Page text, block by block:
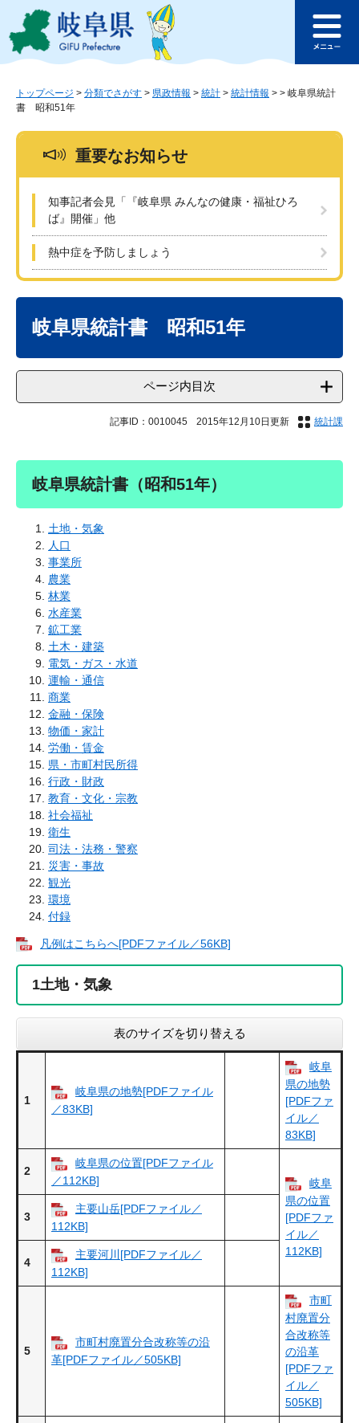
ジ
ュ
このページの本文へ
ュ
トップページ > 分類でさがす > 県政情報 > 統計 > 統計情報 > > 岐阜県統計
書 昭和51年
重要なお知らせ
知事記者会見「『岐阜県 みんなの健康・福祉ひろ
ば』開催」他
熱中症を予防しましょう
岐阜県統計書 昭和51年
ページ内目次
記事ID：0010045 2015年12月10日更新 統計課
岐阜県統計書（昭和51年）
土地・気象
人口
事業所
農業
林業
水産業
鉱工業
土木・建築
電気・ガス・水道
運輸・通信
商業
金融・保険
物価・家計
労働・賃金
県・市町村民所得
行政・財政
教育・文化・宗教
社会福祉
衛生
司法・法務・警察
災害・事故
観光
環境
付録
凡例はこちらへ[PDFファイル／56KB]
1土地・気象
表のサイズを切り替える
1
岐阜県の地勢[PDFファイル
／83KB]
岐阜
県の地勢
[PDFファ
イル／
83KB]
2
岐阜県の位置[PDFファイル
／112KB]
岐阜
県の位置
[PDFファ
イル／
112KB]
3
主要山岳[PDFファイル／
112KB]
4
主要河川[PDFファイル／
112KB]
5
市町村廃置分合改称等の沿
革[PDFファイル／505KB]
市町
村廃置分
合改称等
の沿革
[PDFファ
イル／
505KB]